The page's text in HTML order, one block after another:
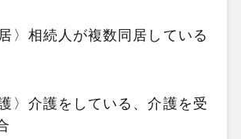
続人が複数同居している
護をしている、介護を受